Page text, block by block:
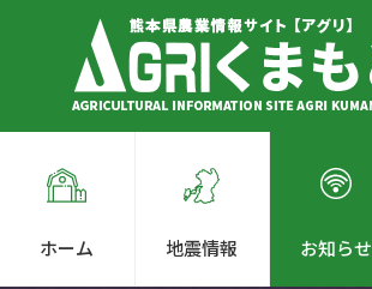
ホーム 地震情報 お知らせ